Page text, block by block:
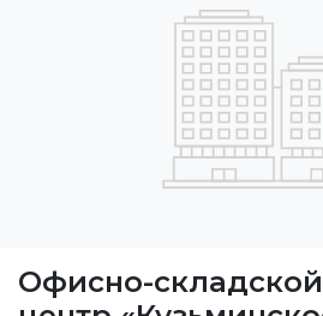
Офисно-складской
Предложений
свободно 1